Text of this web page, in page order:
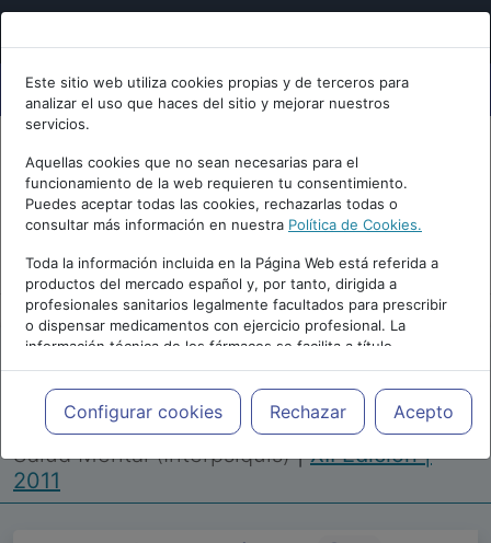
Este sitio web utiliza cookies propias y de terceros para
analizar el uso que haces del sitio y mejorar nuestros
servicios.
Aquellas cookies que no sean necesarias para el
funcionamiento de la web requieren tu consentimiento.
Puedes aceptar todas las cookies, rechazarlas todas o
consultar más información en nuestra Política de Cookies.
Toda la información incluida en la Página Web está referida a
productos del mercado español y, por tanto, dirigida a
profesionales sanitarios legalmente facultados para prescribir
o dispensar medicamentos con ejercicio profesional. La
información técnica de los fármacos se facilita a título
meramente informativo, siendo responsabilidad de los
profesionales facultados prescribir medicamentos y decidir, en
cada caso concreto, el tratamiento más adecuado a las
necesidades del paciente.
Configurar cookies Rechazar Acepto
Repositorio de Artículos |Congreso Virtual
Internacional de Psiquiatría, Psicología y
Salud Mental (Interpsiquis)|XII Edición |
2011